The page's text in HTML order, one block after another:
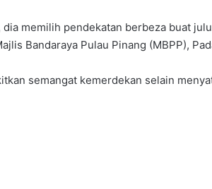
memilih pendekatan berbeza buat
Bandaraya Pulau Pinang (MBPP),
semangat kemerdekan selain